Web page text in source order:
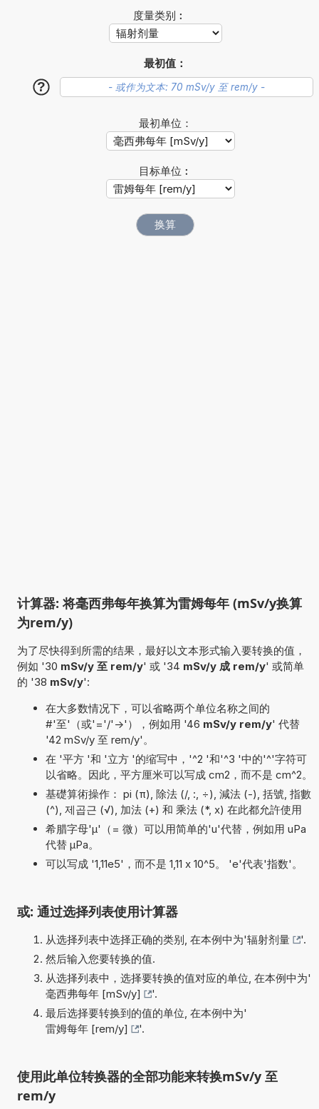
度量类别︰
最初值：
?
最初单位：
目标单位︰
计算器: 将毫西弗每年换算为雷姆每年 (mSv/y换算
为rem/y)
为了尽快得到所需的结果，最好以文本形式输入要转换的值，
例如 '30 mSv/y 至 rem/y' 或 '34 mSv/y 成 rem/y' 或简单
的 '38 mSv/y':
在大多数情况下，可以省略两个单位名称之间的
#'至'（或'='/'->'），例如用 '46 mSv/y rem/y' 代替
'42 mSv/y 至 rem/y'。
在 '平方 '和 '立方 '的缩写中，'^2 '和'^3 '中的'^'字符可
以省略。因此，平方厘米可以写成 cm2，而不是 cm^2。
基礎算術操作： pi (π), 除法 (/, :, ÷), 減法 (-), 括號, 指數
(^), 제곱근 (√), 加法 (+) 和 乘法 (*, x) 在此都允許使用
希腊字母'µ'（= 微）可以用简单的'u'代替，例如用 uPa
代替 µPa。
可以写成 '1,11e5'，而不是 1,11 x 10^5。 'e'代表'指数'。
或: 通过选择列表使用计算器
从选择列表中选择正确的类别, 在本例中为'辐射剂量
'.
然后输入您要转换的值.
从选择列表中，选择要转换的值对应的单位, 在本例中为'
毫西弗每年 [mSv/y]
'.
最后选择要转换到的值的单位, 在本例中为'
雷姆每年 [rem/y]
'.
使用此单位转换器的全部功能来转换mSv/y 至
rem/y